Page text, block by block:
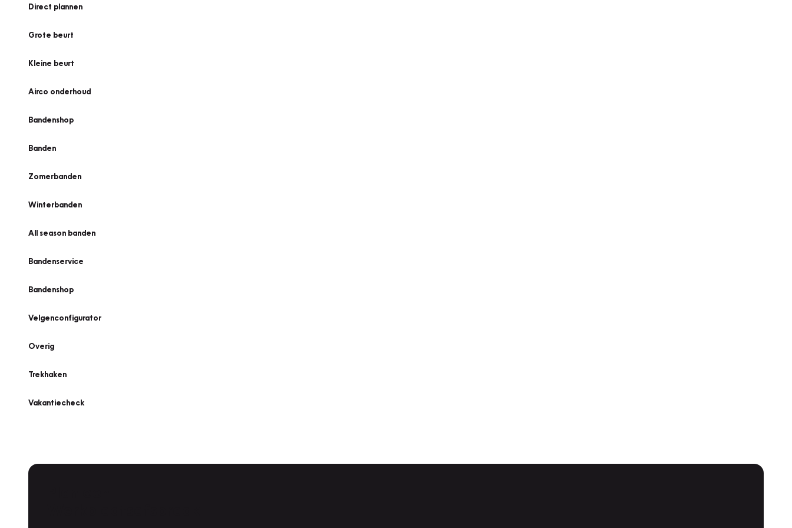
Direct plannen
Grote beurt
Kleine beurt
Airco onderhoud
Bandenshop
Banden
Zomerbanden
Winterbanden
All season banden
Bandenservice
Bandenshop
Velgenconfigurator
Overig
Trekhaken
Vakantiecheck